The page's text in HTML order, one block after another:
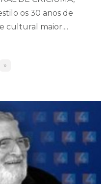
os 30 anos de
cultural maior....
»